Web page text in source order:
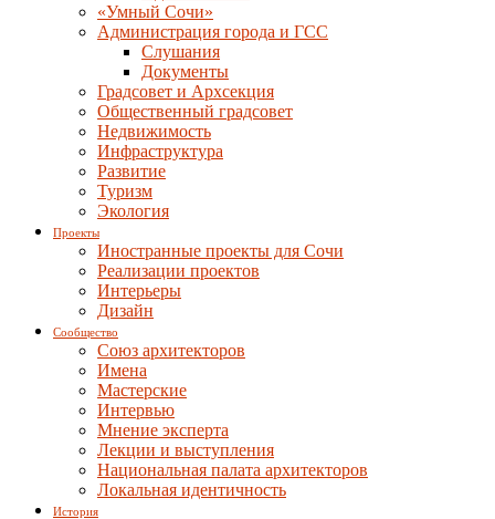
«Умный Сочи»
Администрация города и ГСС
Слушания
Документы
Градсовет и Архсекция
Общественный градсовет
Недвижимость
Инфраструктура
Развитие
Туризм
Экология
Проекты
Иностранные проекты для Сочи
Реализации проектов
Интерьеры
Дизайн
Сообщество
Союз архитекторов
Имена
Мастерские
Интервью
Мнение эксперта
Лекции и выступления
Национальная палата архитекторов
Локальная идентичность
История